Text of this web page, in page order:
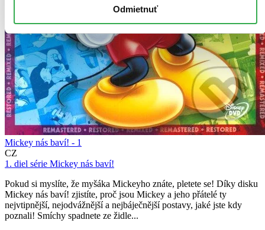
Odmietnuť
Mickey nás baví! - 1
CZ
1. diel série Mickey nás baví!
Pokud si myslíte, že myšáka Mickeyho znáte, pletete se! Díky disku
Mickey nás baví! zjistíte, proč jsou Mickey a jeho přátelé ty
nejvtipnější, nejodvážnější a nejbáječnější postavy, jaké jste kdy
poznali! Smíchy spadnete ze židle...